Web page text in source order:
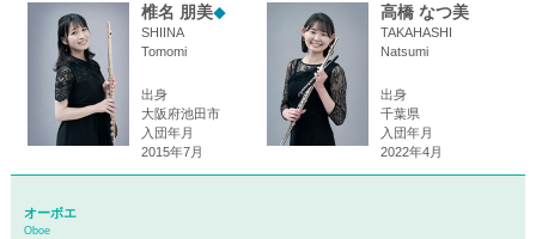
椎名 朋美◆
SHIINA
Tomomi
出身
大阪府池田市
入団年月
2015年7月
高橋 なつ美
TAKAHASHI
Natsumi
出身
千葉県
入団年月
2022年4月
オーボエ
Oboe